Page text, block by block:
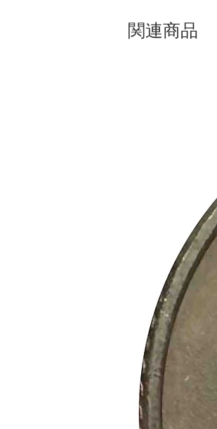
関連商品